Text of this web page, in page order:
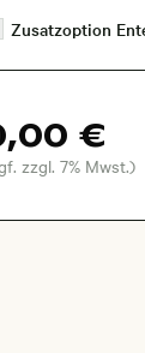
Zusatzoption
€
zzgl. 7% Mwst.)